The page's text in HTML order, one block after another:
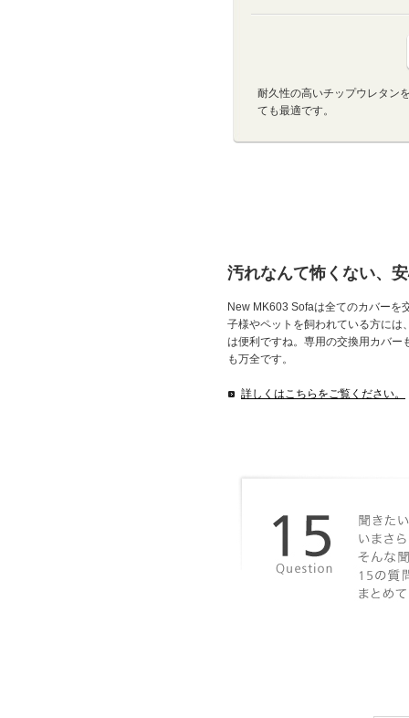
耐久性の高いチップウレタン
ても最適です。
汚れなんて怖くない、
New MK603 Sofaは全てのカバーを
子様やペットを飼われている方には
は便利ですね。専用の交換用カバー
も万全です。
詳しくはこちらをご覧ください。